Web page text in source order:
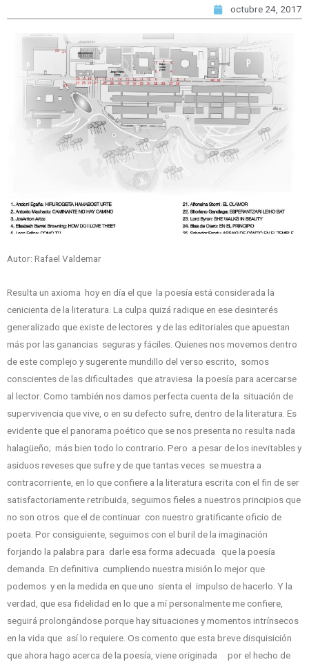
octubre 24, 2017
Autor: Rafael Valdemar
Resulta un axioma hoy en día el que la poesía está considerada la
cenicienta de la literatura. La culpa quizá radique en ese desinterés
generalizado que existe de lectores y de las editoriales que apuestan
más por las ganancias seguras y fáciles. Quienes nos movemos dentro
de este complejo y sugerente mundillo del verso escrito, somos
conscientes de las dificultades que atraviesa la poesía para acercarse
al lector. Como también nos damos perfecta cuenta de la situación de
supervivencia que vive, o en su defecto sufre, dentro de la literatura. Es
evidente que el panorama poético que se nos presenta no resulta nada
halagüeño; más bien todo lo contrario. Pero a pesar de los inevitables y
asiduos reveses que sufre y de que tantas veces se muestra a
contracorriente, en lo que confiere a la literatura escrita con el fin de ser
satisfactoriamente retribuida, seguimos fieles a nuestros principios que
no son otros que el de continuar con nuestro gratificante oficio de
poeta. Por consiguiente, seguimos con el buril de la imaginación
forjando la palabra para darle esa forma adecuada que la poesía
demanda. En definitiva cumpliendo nuestra misión lo mejor que
podemos y en la medida en que uno sienta el impulso de hacerlo. Y la
verdad, que esa fidelidad en lo que a mí personalmente me confiere,
seguirá prolongándose porque hay situaciones y momentos intrínsecos
en la vida que así lo requiere. Os comento que esta breve disquisición
que ahora hago acerca de la poesía, viene originada por el hecho de